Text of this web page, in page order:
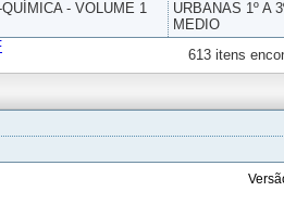
- VOLUME 1
URBANAS 1º A
MEDIO
613 itens